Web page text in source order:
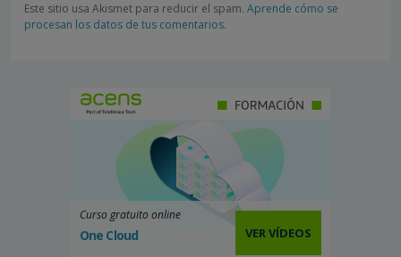
Este sitio usa Akismet para reducir el spam. Aprende cómo se
procesan los datos de tus comentarios.
Curso gratuito online
One Cloud VER VÍDEOS